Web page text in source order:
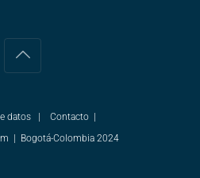
datos | Contacto |
| Bogotá-Colombia 2024